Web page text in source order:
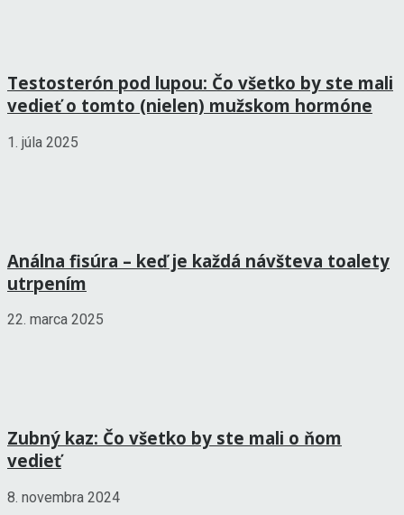
Testosterón pod lupou: Čo všetko by ste mali
vedieť o tomto (nielen) mužskom hormóne
1. júla 2025
Análna fisúra – keď je každá návšteva toalety
utrpením
22. marca 2025
Zubný kaz: Čo všetko by ste mali o ňom
vedieť
8. novembra 2024